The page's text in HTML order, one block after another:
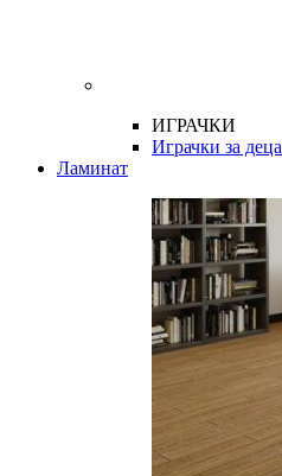
ИГРАЧКИ
Играчки за деца
Ламинат